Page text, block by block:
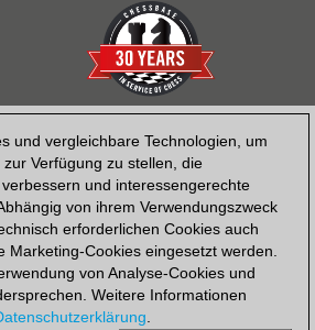
und vergleichbare Technologien, um
Verfügung zu stellen, die
und interessengerechte
von ihrem Verwendungszweck
erforderlichen Cookies auch
Marketing-Cookies eingesetzt werden.
von Analyse-Cookies und
Weitere Informationen
.